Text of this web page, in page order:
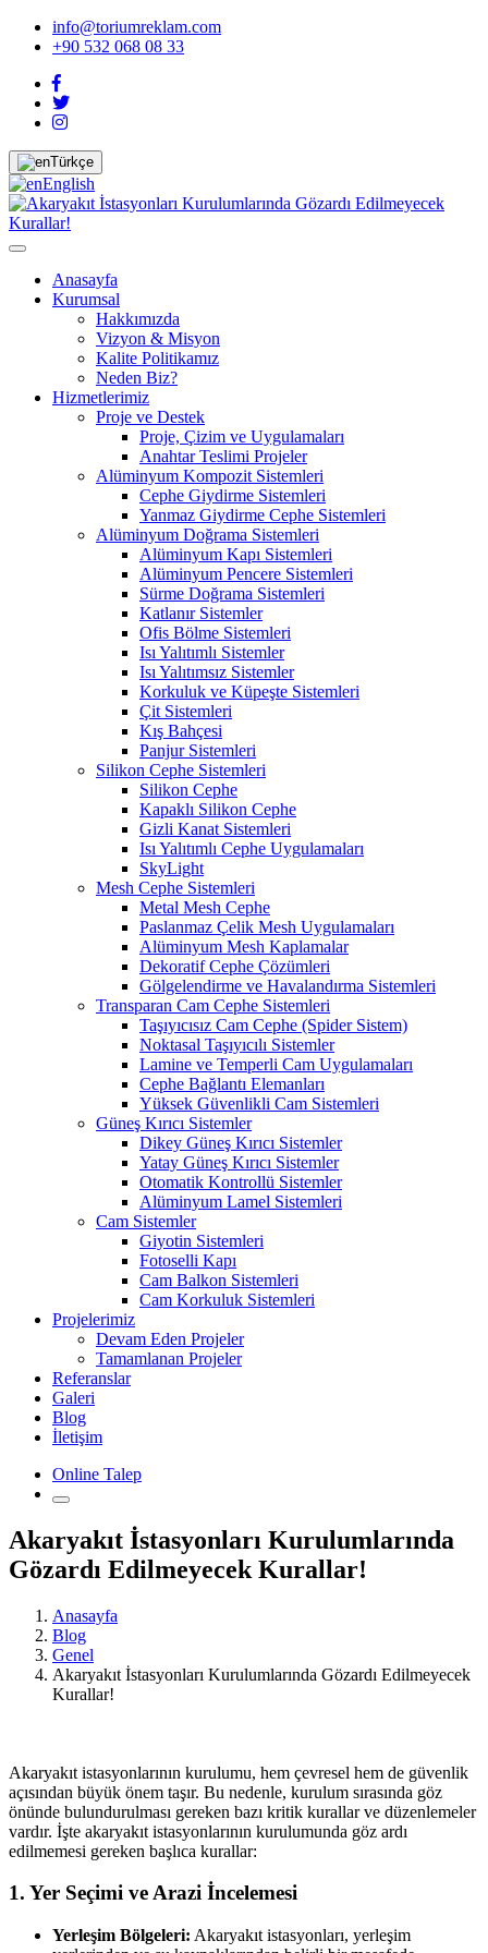
info@toriumreklam.com
+90 532 068 08 33
Türkçe
English
Anasayfa
Kurumsal
Hakkımızda
Vizyon & Misyon
Kalite Politikamız
Neden Biz?
Hizmetlerimiz
Proje ve Destek
Proje, Çizim ve Uygulamaları
Anahtar Teslimi Projeler
Alüminyum Kompozit Sistemleri
Cephe Giydirme Sistemleri
Yanmaz Giydirme Cephe Sistemleri
Alüminyum Doğrama Sistemleri
Alüminyum Kapı Sistemleri
Alüminyum Pencere Sistemleri
Sürme Doğrama Sistemleri
Katlanır Sistemler
Ofis Bölme Sistemleri
Isı Yalıtımlı Sistemler
Isı Yalıtımsız Sistemler
Korkuluk ve Küpeşte Sistemleri
Çit Sistemleri
Kış Bahçesi
Panjur Sistemleri
Silikon Cephe Sistemleri
Silikon Cephe
Kapaklı Silikon Cephe
Gizli Kanat Sistemleri
Isı Yalıtımlı Cephe Uygulamaları
SkyLight
Mesh Cephe Sistemleri
Metal Mesh Cephe
Paslanmaz Çelik Mesh Uygulamaları
Alüminyum Mesh Kaplamalar
Dekoratif Cephe Çözümleri
Gölgelendirme ve Havalandırma Sistemleri
Transparan Cam Cephe Sistemleri
Taşıyıcısız Cam Cephe (Spider Sistem)
Noktasal Taşıyıcılı Sistemler
Lamine ve Temperli Cam Uygulamaları
Cephe Bağlantı Elemanları
Yüksek Güvenlikli Cam Sistemleri
Güneş Kırıcı Sistemler
Dikey Güneş Kırıcı Sistemler
Yatay Güneş Kırıcı Sistemler
Otomatik Kontrollü Sistemler
Alüminyum Lamel Sistemleri
Cam Sistemler
Giyotin Sistemleri
Fotoselli Kapı
Cam Balkon Sistemleri
Cam Korkuluk Sistemleri
Projelerimiz
Devam Eden Projeler
Tamamlanan Projeler
Referanslar
Galeri
Blog
İletişim
Online Talep
Akaryakıt İstasyonları Kurulumlarında
Gözardı Edilmeyecek Kurallar!
Anasayfa
Blog
Genel
Akaryakıt İstasyonları Kurulumlarında Gözardı Edilmeyecek
Kurallar!
Akaryakıt istasyonlarının kurulumu, hem çevresel hem de güvenlik
açısından büyük önem taşır. Bu nedenle, kurulum sırasında göz
önünde bulundurulması gereken bazı kritik kurallar ve düzenlemeler
vardır. İşte akaryakıt istasyonlarının kurulumunda göz ardı
edilmemesi gereken başlıca kurallar:
1. Yer Seçimi ve Arazi İncelemesi
Yerleşim Bölgeleri: Akaryakıt istasyonları, yerleşim